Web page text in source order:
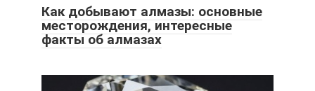
Как добывают алмазы: основные
месторождения, интересные
факты об алмазах